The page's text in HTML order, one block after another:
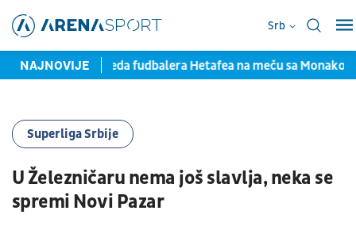
Srb
NAJNOVIJE
Teška povreda fudbalera Hetafea na meču sa Monakom
Superliga Srbije
U Železničaru nema još slavlja, neka se
spremi Novi Pazar